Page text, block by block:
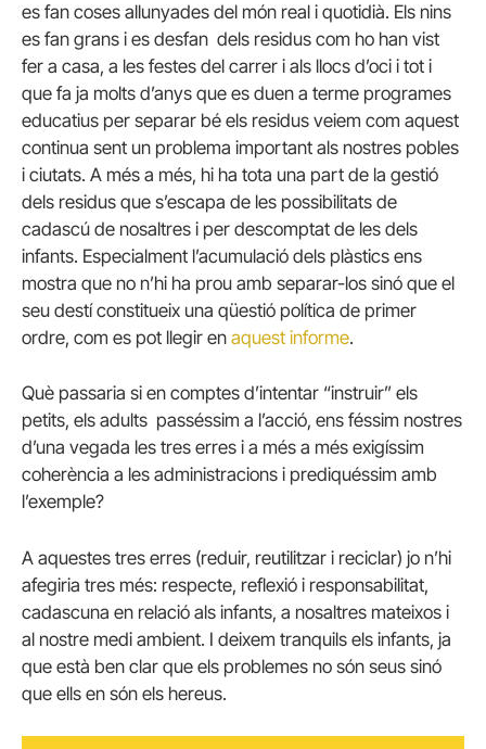
es fan coses allunyades del món real i quotidià. Els nins
es fan grans i es desfan dels residus com ho han vist
fer a casa, a les festes del carrer i als llocs d’oci i tot i
que fa ja molts d’anys que es duen a terme programes
educatius per separar bé els residus veiem com aquest
continua sent un problema important als nostres pobles
i ciutats. A més a més, hi ha tota una part de la gestió
dels residus que s’escapa de les possibilitats de
cadascú de nosaltres i per descomptat de les dels
infants. Especialment l’acumulació dels plàstics ens
mostra que no n’hi ha prou amb separar-los sinó que el
seu destí constitueix una qüestió política de primer
ordre, com es pot llegir en aquest informe.
Què passaria si en comptes d’intentar “instruir” els
petits, els adults passéssim a l’acció, ens féssim nostres
d’una vegada les tres erres i a més a més exigíssim
coherència a les administracions i prediquéssim amb
l’exemple?
A aquestes tres erres (reduir, reutilitzar i reciclar) jo n’hi
afegiria tres més: respecte, reflexió i responsabilitat,
cadascuna en relació als infants, a nosaltres mateixos i
al nostre medi ambient. I deixem tranquils els infants, ja
que està ben clar que els problemes no són seus sinó
que ells en són els hereus.